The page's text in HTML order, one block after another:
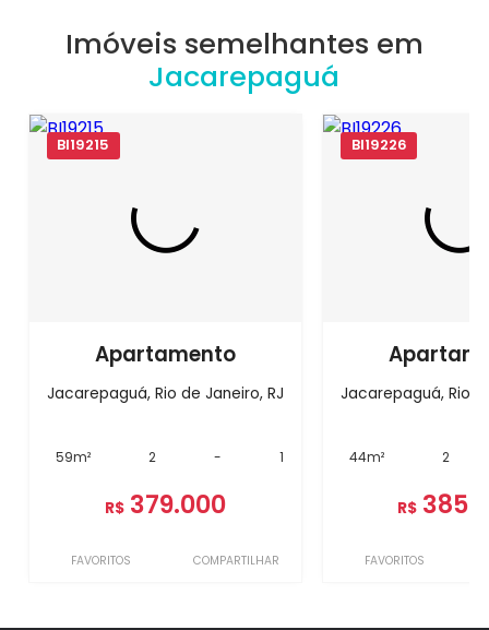
Imóveis semelhantes em
Jacarepaguá
BI19215
Apartamento
Jacarepaguá, Rio de Janeiro, RJ
59m² 2 - 1
R$ 379.000
FAVORITOS COMPARTILHAR
BI19226
Jacarepaguá, Rio
44m² 2
R$
FAVORITOS